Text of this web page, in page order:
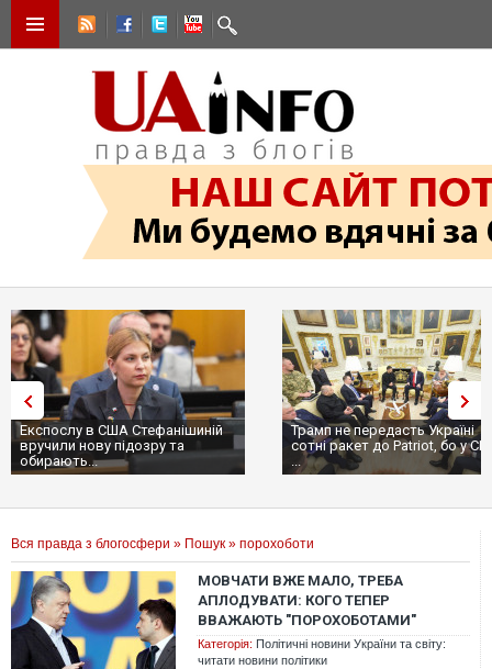
Експослу в США Стефанішиній
вручили нову підозру та
обирають...
Трамп не передасть Україні
сотні ракет до Patriot, бо у
...
Вся правда з блогосфери » Пошук » порохоботи
МОВЧАТИ ВЖЕ МАЛО, ТРЕБА
АПЛОДУВАТИ: КОГО ТЕПЕР
ВВАЖАЮТЬ "ПОРОХОБОТАМИ"
Категорія: Політичні новини України та світу:
читати новини політики